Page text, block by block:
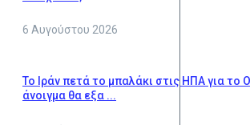
6 Αυγούστου 2026
Το Ιράν πετά το μπαλάκι στις ΗΠΑ για το
άνοιγμα θα εξα ...